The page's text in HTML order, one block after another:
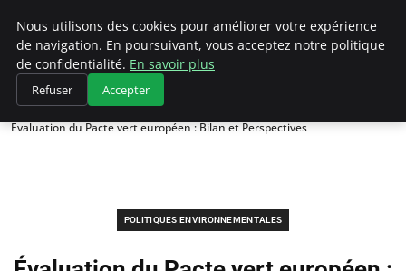
Climategatecountryclub.com
Accueil
Politiques environnementales
Évaluation du Pacte vert européen : Bilan et Perspectives
POLITIQUES ENVIRONNEMENTALES
Nous utilisons des cookies pour améliorer votre expérience
de navigation. En poursuivant, vous acceptez notre politique
de confidentialité. En savoir plus
Refuser Accepter